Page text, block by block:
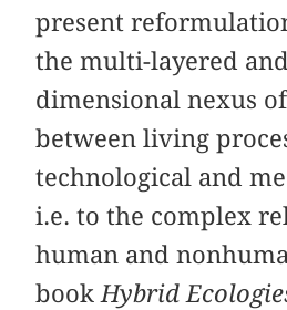
present
the multi-layered
dimensional nexus
between living
technological and
i.e. to the complex
human and
bookHybrid